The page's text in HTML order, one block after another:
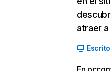
atraer a
En